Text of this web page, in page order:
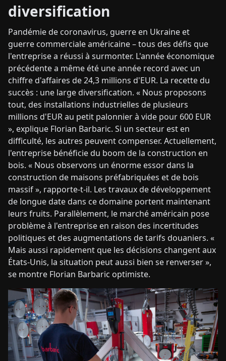
diversification
Pandémie de coronavirus, guerre en Ukraine et
guerre commerciale américaine – tous des défis que
l'entreprise a réussi à surmonter. L'année économique
précédente a même été une année record avec un
chiffre d'affaires de 24,3 millions d'EUR. La recette du
succès : une large diversification. « Nous proposons
tout, des installations industrielles de plusieurs
millions d'EUR au petit palonnier à vide pour 600 EUR
», explique Florian Barbaric. Si un secteur est en
difficulté, les autres peuvent compenser. Actuellement,
l'entreprise bénéficie du boom de la construction en
bois. « Nous observons un énorme essor dans la
construction de maisons préfabriquées et de bois
massif », rapporte-t-il. Les travaux de développement
de longue date dans ce domaine portent maintenant
leurs fruits. Parallèlement, le marché américain pose
problème à l'entreprise en raison des incertitudes
politiques et des augmentations de tarifs douaniers. «
Mais aussi rapidement que les décisions changent aux
États-Unis, la situation peut aussi bien se renverser »,
se montre Florian Barbaric optimiste.